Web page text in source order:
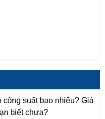
công suất bao nhiêu? Giá
biết chưa?